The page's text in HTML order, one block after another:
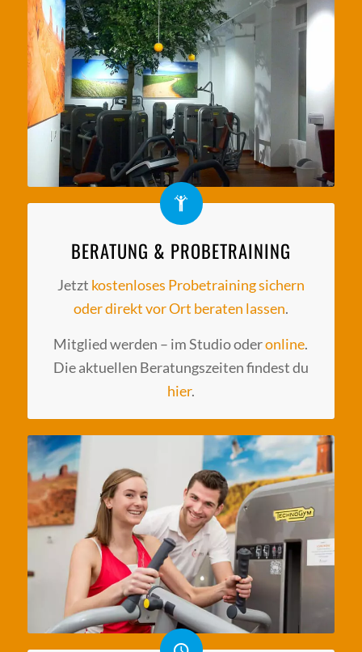
BERATUNG & PROBETRAINING
Jetzt kostenloses Probetraining sichern
oder direkt vor Ort beraten lassen.
Mitglied werden – im Studio oderonline.
Die aktuellen Beratungszeiten findest du
hier.